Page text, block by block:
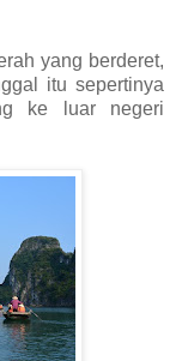
yang berderet,
itu sepertinya
ke luar negeri